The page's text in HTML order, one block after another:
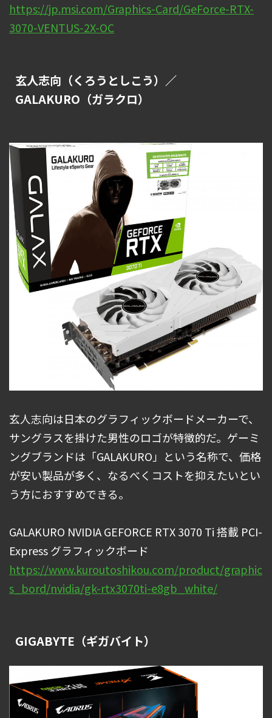
https://jp.msi.com/Graphics-Card/GeForce-RTX-
3070-VENTUS-2X-OC
玄人志向（くろうとしこう）／
GALAKURO（ガラクロ）
玄人志向は日本のグラフィックボードメーカーで、
サングラスを掛けた男性のロゴが特徴的だ。ゲーミ
ングブランドは「GALAKURO」という名称で、価格
が安い製品が多く、なるべくコストを抑えたいとい
う方におすすめできる。
GALAKURO NVIDIA GEFORCE RTX 3070 Ti 搭載 PCI-
Express グラフィックボード
https://www.kuroutoshikou.com/product/graphic
s_bord/nvidia/gk-rtx3070ti-e8gb_white/
GIGABYTE（ギガバイト）